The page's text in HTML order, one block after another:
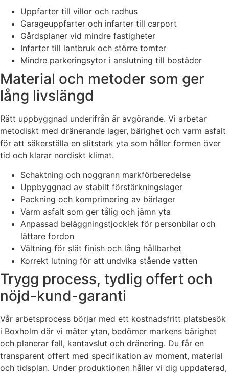
Uppfarter till villor och radhus
Garageuppfarter och infarter till carport
Gårdsplaner vid mindre fastigheter
Infarter till lantbruk och större tomter
Mindre parkeringsytor i anslutning till bostäder
Material och metoder som ger
lång livslängd
Rätt uppbyggnad underifrån är avgörande. Vi arbetar
metodiskt med dränerande lager, bärighet och varm asfalt
för att säkerställa en slitstark yta som håller formen över
tid och klarar nordiskt klimat.
Schaktning och noggrann markförberedelse
Uppbyggnad av stabilt förstärkningslager
Packning och komprimering av bärlager
Varm asfalt som ger tålig och jämn yta
Anpassad beläggningstjocklek för personbilar och
lättare fordon
Vältning för slät finish och lång hållbarhet
Korrekt lutning för att undvika stående vatten
Trygg process, tydlig offert och
nöjd-kund-garanti
Vår arbetsprocess börjar med ett kostnadsfritt platsbesök
i Boxholm där vi mäter ytan, bedömer markens bärighet
och planerar fall, kantavslut och dränering. Du får en
transparent offert med specifikation av moment, material
och tidsplan. Under produktionen håller vi dig uppdaterad,